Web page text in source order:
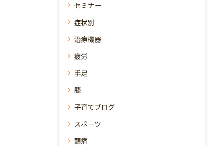
セミナー
症状別
治療機器
疲労
手足
膝
子育てブログ
スポーツ
頭痛